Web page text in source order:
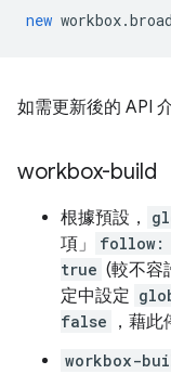
new workbox.
如需更新後的 API
workbox-build
根據預設，
項」
follow:
true (較不容
定中設定
false
，藉
workbox-